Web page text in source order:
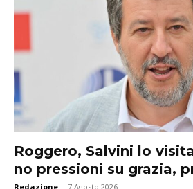
Roggero, Salvini lo
no pressioni su grazia,
Redazione - 7 Agosto 2026